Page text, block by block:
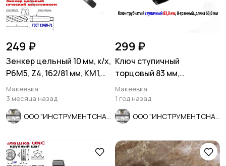
249 ₽
Зенкер цельный 10 мм, к/х,
Р6М5, Z4, 162/81 мм, КМ1,
2320-2556, СССР.
Макеевка
3 месяца назад
299 ₽
Ключ ступичный
торцовый 83 мм,
трубчатый, 8-гранный,
длина 60 мм, СССР
Макеевка
1 год назад